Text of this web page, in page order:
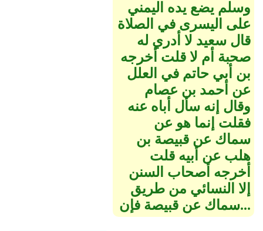
وسلم يضع يده اليمني
على اليسرى في الصلاة
قال سعيد لا أدري له
صحبة أم لا قلت أخرجه
بن أبي حاتم في العلل
عن أحمد بن عصام
وقال إنه سأل أباه عنه
فقلت إنما هو عن
سماك عن قبيصة بن
هلب عن أبيه قلت
أخرجه أصحاب السنن
إلا النسائي من طريق
سماك عن قبيصة فإن...